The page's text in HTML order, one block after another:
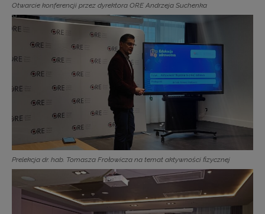
Otwarcie konferencji przez dyrektora ORE Andrzeja Suchenka
Prelekcja dr. hab. Tomasza Frołowicza na temat aktywności fizycznej